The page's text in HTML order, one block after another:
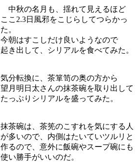
中秋の名月も、揺れて見えるほど
ここ2.3日風邪をこじらしてつらかっ
た。
今朝はすこしだけ良いようなので
起き出して、シリアルを食べてみた。
気分転換に、茶箪笥の奥の方から
望月明日太さんの抹茶碗を取り出して
たっぷりシリアルを盛ってみた。
抹茶碗は、茶筅のこすれを気にする人
が多いので、内側はたいていツルリと
作るので、意外に飯碗やスープ碗にも
使い勝手がいいのだ。